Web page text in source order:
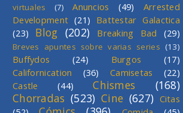
virtuales
(7) Anuncios (49)
Arrested
Development (21) Battestar Galactica
(23)
Blog (202) Breaking Bad (29)
Breves apuntes sobre varias series (13)
Buffydos (24) Burgos
(17)
Californication
(36) Camisetas
(22)
Castle
(44) Chismes
(168)
Chorradas (523) Cine (627) Citas